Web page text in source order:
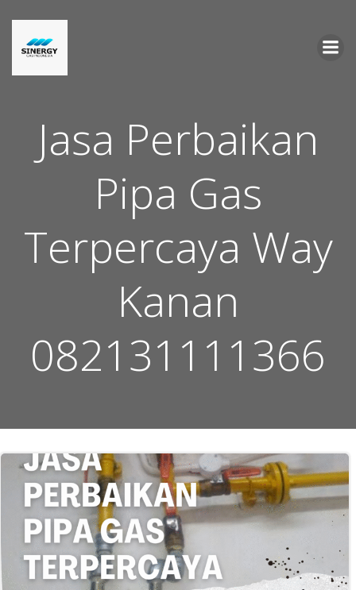
Jasa Perbaikan
Pipa Gas
Terpercaya Way
Kanan
082131111366